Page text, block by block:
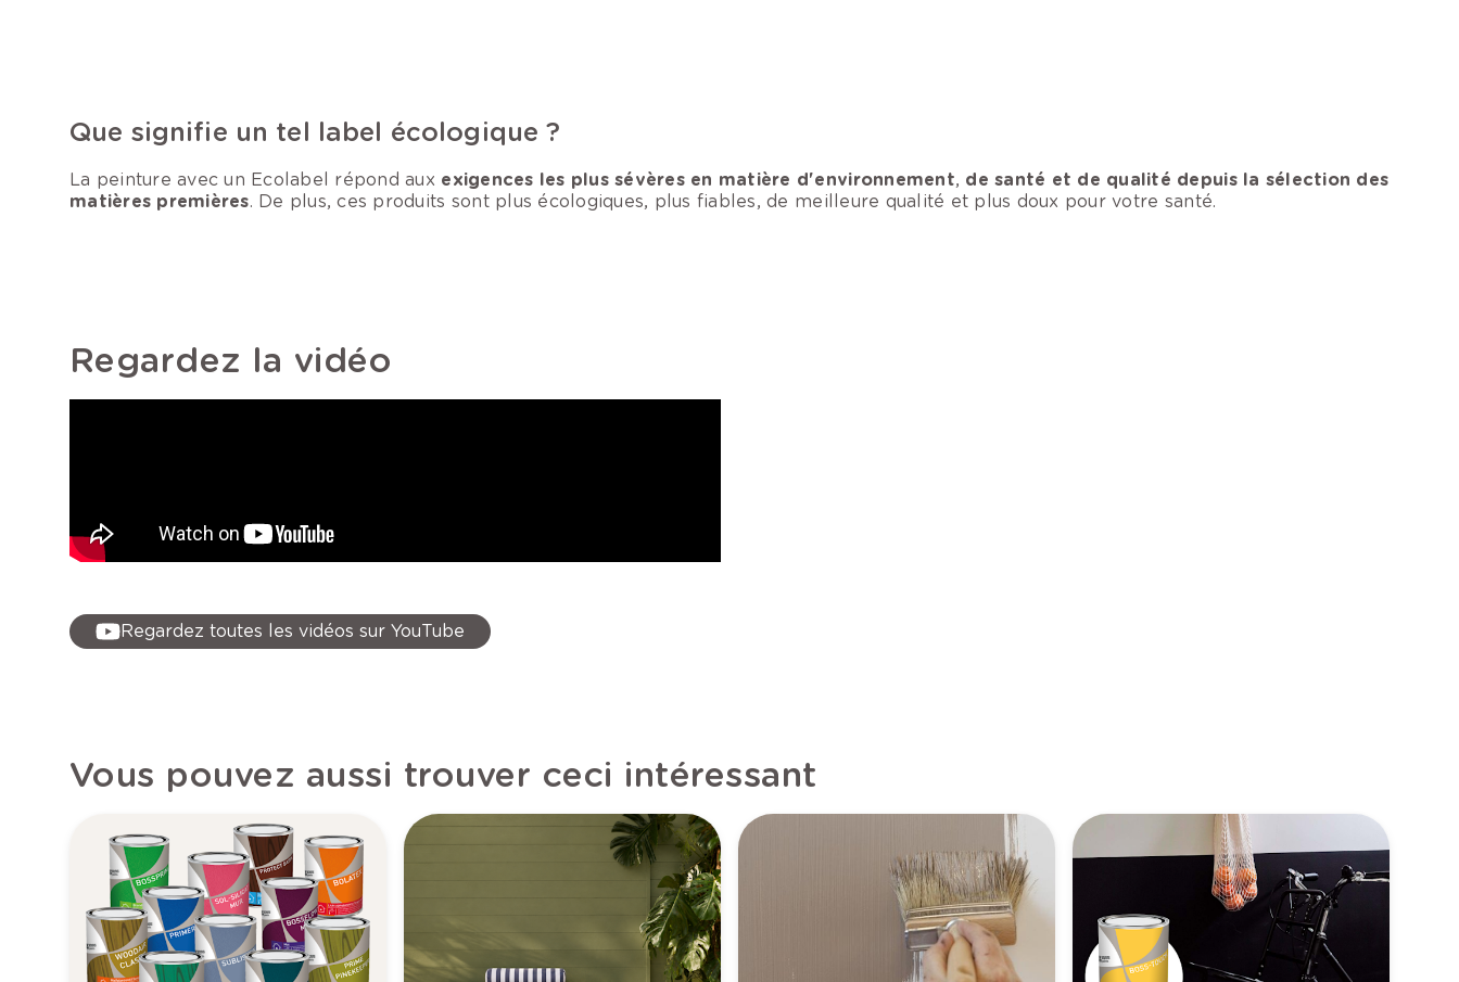
Que signifie un tel label écologique ?
La peinture avec un Ecolabel répond aux exigences les plus sévères en matière d'environnement, de santé et de qualité depuis la sélection des
matières premières. De plus, ces produits sont plus écologiques, plus fiables, de meilleure qualité et plus doux pour votre santé.
Regardez la vidéo
Regardez toutes les vidéos sur YouTube
Vous pouvez aussi trouver ceci intéressant